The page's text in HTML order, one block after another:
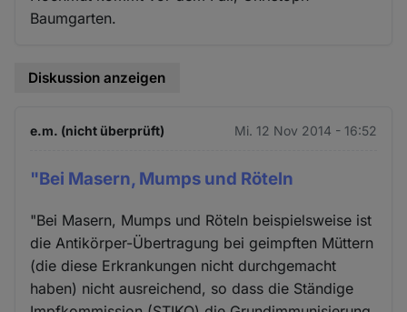
Baumgarten.
Diskussion anzeigen
e.m. (nicht überprüft) Mi. 12 Nov 2014 - 16:52
"Bei Masern, Mumps und Röteln
"Bei Masern, Mumps und Röteln beispielsweise ist
die Antikörper-Übertragung bei geimpften Müttern
(die diese Erkrankungen nicht durchgemacht
haben) nicht ausreichend, so dass die Ständige